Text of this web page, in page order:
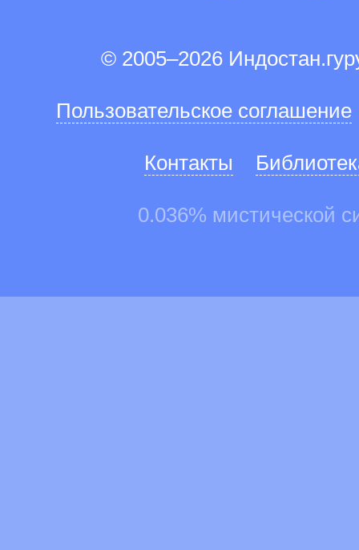
© 2005–2026
Пользовательское соглашение
Контакты
0.036% мистической